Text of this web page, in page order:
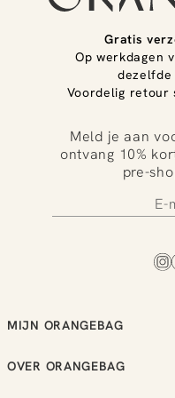
Gratis
Op werkdagen
dezelfde
Voordelig retour
Meld je aan
ontvang 10%
pre-
MIJN ORANGEBAG
Regel je retouren
OVER ORANGEBAG